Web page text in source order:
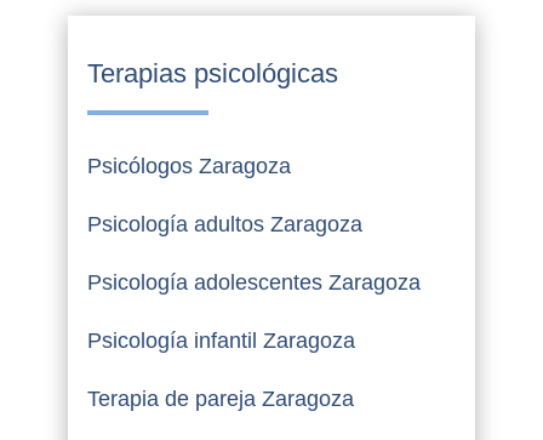
Terapias psicológicas
Psicólogos Zaragoza
Psicología adultos Zaragoza
Psicología adolescentes Zaragoza
Psicología infantil Zaragoza
Terapia de pareja Zaragoza